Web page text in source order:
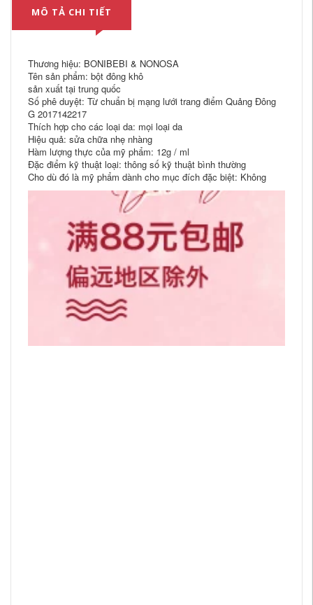
MÔ TẢ CHI TIẾT
Thương hiệu: BONIBEBI & NONOSA
Tên sản phẩm: bột đông khô
sản xuất tại trung quốc
Số phê duyệt: Từ chuẩn bị mạng lưới trang điểm Quảng Đông
G 2017142217
Thích hợp cho các loại da: mọi loại da
Hiệu quả: sửa chữa nhẹ nhàng
Hàm lượng thực của mỹ phẩm: 12g / ml
Đặc điểm kỹ thuật loại: thông số kỹ thuật bình thường
Cho dù đó là mỹ phẩm dành cho mục đích đặc biệt: Không